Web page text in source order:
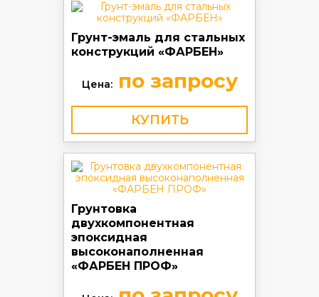
Грунт-эмаль для стальных
конструкций «ФАРБЕН»
Цена:по запросу
КУПИТЬ
Грунтовка
двухкомпонентная
эпоксидная
высоконаполненная
«ФАРБЕН ПРОФ»